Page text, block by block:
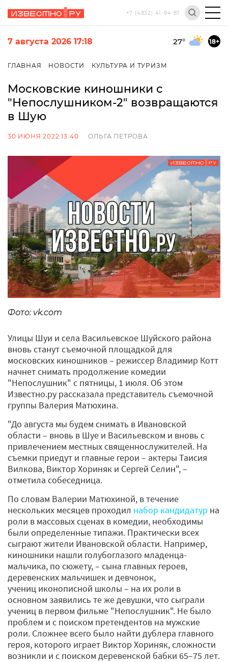
+7 (4932) 41-94-81
7 августа 2026 17:18 27° 18+
ГЛАВНАЯ НОВОСТИ КУЛЬТУРА И ТУРИЗМ
Московские киношники с
"Непослушником-2" возвращаются
в Шую
30 ИЮНЯ 2022 13:40 ОЛЬГА ПЕТРОВА
Фото: vk.com
Улицы Шуи и села Васильевское Шуйского района
вновь станут съемочной площадкой для
московских киношников – режиссер Владимир Котт
начнет снимать продолжение комедии
"Непослушник" с пятницы, 1 июля. Об этом
Известно.ру рассказала представитель съемочной
группы Валерия Матюхина.
"До августа мы будем снимать в Ивановской
области – вновь в Шуе и Васильевском и вновь с
привлечением местных священнослужителей. На
съемки приедут и главные герои – актеры Таисия
Вилкова, Виктор Хориняк и Сергей Селин", –
отметила собеседница.
По словам Валерии Матюхиной, в течение
нескольких месяцев проходил набор кандидатур на
роли в массовых сценах в комедии, необходимы
были определенные типажи. Практически всех
сыграют жители Ивановской области. Например,
киношники нашли голубоглазого младенца-
мальчика, по сюжету, – сына главных героев,
деревенских мальчишек и девчонок,
учениц иконописной школы – на их роли в
основном заявились те же девушки, что сыграли
учениц в первом фильме "Непослушник". Не было
проблем и с поиском претендентов на мужские
роли. Сложнее всего было найти дублера главного
героя, которого играет Виктор Хориняк, сложности
возникли и с поиском деревенской бабки 65–75 лет.